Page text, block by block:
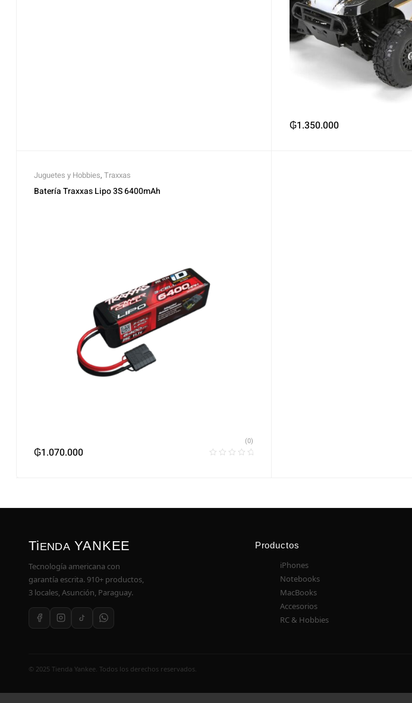
₲1.350.000
Juguetes y Hobbies, Traxxas
Batería Traxxas Lipo 3S 6400mAh
₲1.070.000
(0)
TiENDA YANKEE
Tecnología americana con
garantía escrita. 910+ productos,
3 locales, Asunción, Paraguay.
Productos
iPhones
Notebooks
MacBooks
Accesorios
RC & Hobbies
© 2025 Tienda Yankee. Todos los derechos reservados.